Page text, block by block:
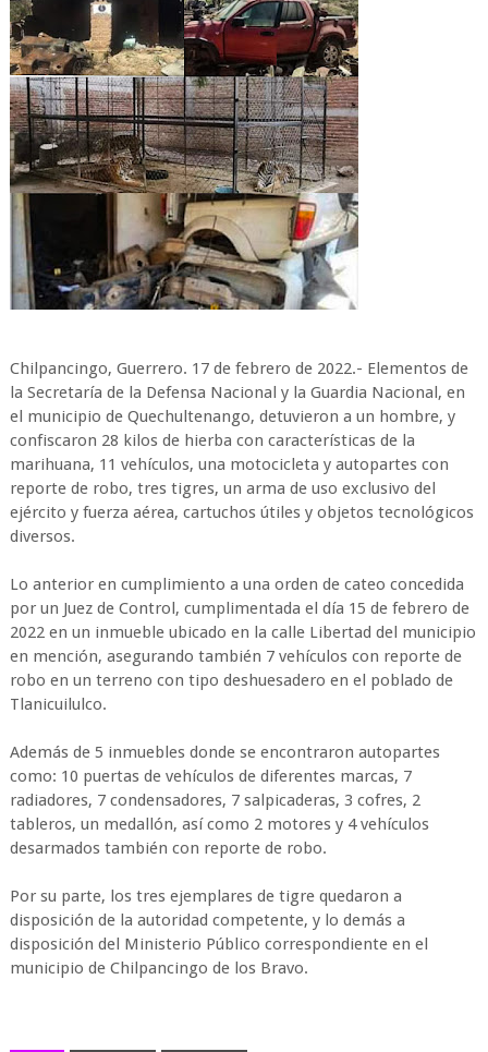
Chilpancingo, Guerrero. 17 de febrero de 2022.- Elementos de
la Secretaría de la Defensa Nacional y la Guardia Nacional, en
el municipio de Quechultenango, detuvieron a un hombre, y
confiscaron 28 kilos de hierba con características de la
marihuana, 11 vehículos, una motocicleta y autopartes con
reporte de robo, tres tigres, un arma de uso exclusivo del
ejército y fuerza aérea, cartuchos útiles y objetos tecnológicos
diversos.
Lo anterior en cumplimiento a una orden de cateo concedida
por un Juez de Control, cumplimentada el día 15 de febrero de
2022 en un inmueble ubicado en la calle Libertad del municipio
en mención, asegurando también 7 vehículos con reporte de
robo en un terreno con tipo deshuesadero en el poblado de
Tlanicuilulco.
Además de 5 inmuebles donde se encontraron autopartes
como: 10 puertas de vehículos de diferentes marcas, 7
radiadores, 7 condensadores, 7 salpicaderas, 3 cofres, 2
tableros, un medallón, así como 2 motores y 4 vehículos
desarmados también con reporte de robo.
Por su parte, los tres ejemplares de tigre quedaron a
disposición de la autoridad competente, y lo demás a
disposición del Ministerio Público correspondiente en el
municipio de Chilpancingo de los Bravo.